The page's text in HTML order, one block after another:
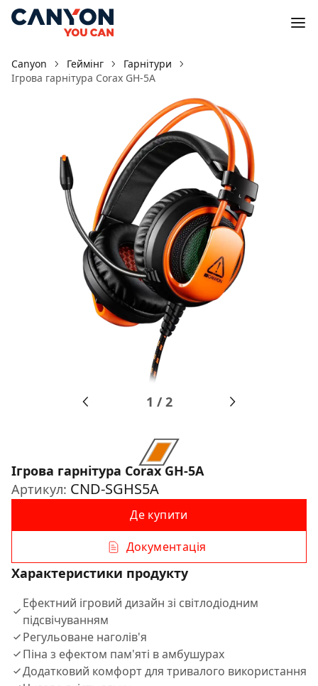
Canyon Геймінг
Гарнітури
Ігрова гарнітура Corax GH-5A
1 /2
Ігрова гарнітура Corax GH-5A
Артикул: CND-SGHS5A
Де купити
Документація
Характеристики продукту
Ефектний ігровий дизайн зі світлодіодним
підсвічуванням
Регульоване наголів'я
Піна з ефектом пам'яті в амбушурах
Додатковий комфорт для тривалого використання